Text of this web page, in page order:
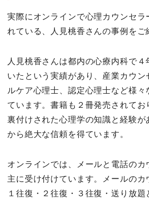
実際にオンラインで心理カウンセラ
れている、人見桃香さんの事例をご
人見桃香さんは都内の心療内科で４
いたという実績があり、産業カウン
ルケア心理士、認定心理士など様々
ています。書籍も２冊発売されてお
裏付けされた心理学の知識と経験が
から絶大な信頼を得ています。
オンラインでは、メールと電話のカ
主に受け付けています。メールのカ
１往復・２往復・３往復・送り放題